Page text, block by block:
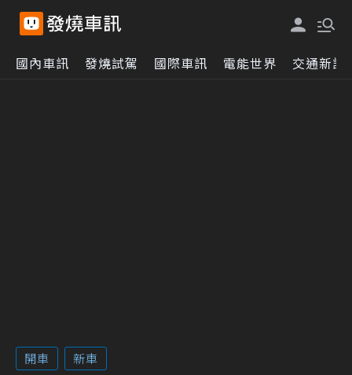
國內車訊 發燒試駕 國際車訊 電能世界 交通新訊
開車 新車